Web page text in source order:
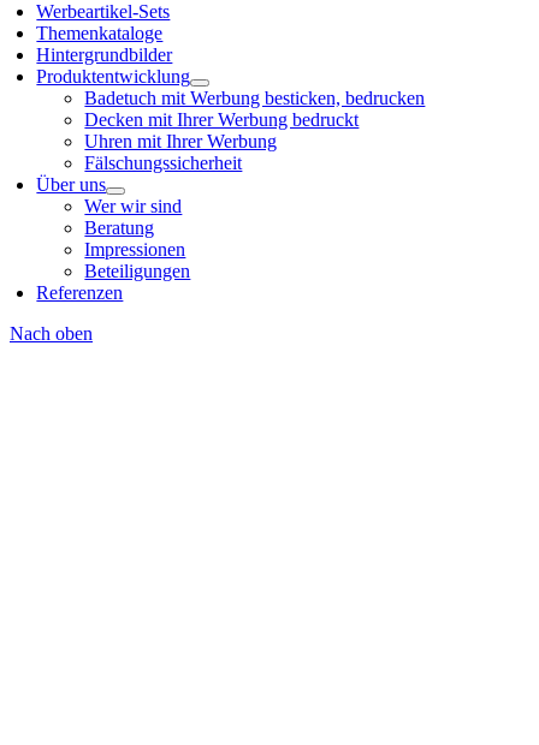
Werbeartikel-Sets
Themenkataloge
Hintergrundbilder
Produktentwicklung
Badetuch mit Werbung besticken, bedrucken
Decken mit Ihrer Werbung bedruckt
Uhren mit Ihrer Werbung
Fälschungssicherheit
Über uns
Wer wir sind
Beratung
Impressionen
Beteiligungen
Referenzen
Nach oben